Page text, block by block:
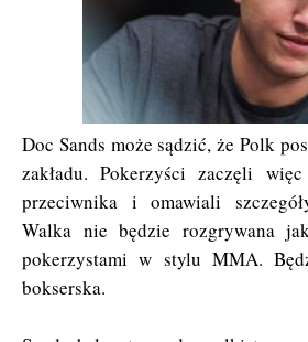
Doc Sands może sądzić, że Polk
zakładu. Pokerzyści zaczęli
przeciwnika i omawiali
Walka nie będzie rozgrywana
pokerzystami w stylu MMA.
bokserska.